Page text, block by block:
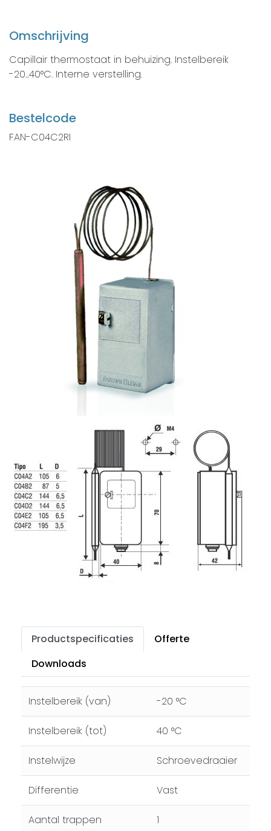
Omschrijving
Capillair thermostaat in behuizing. Instelbereik
-20...40°C. Interne verstelling.
Bestelcode
FAN-C04C2RI
Productspecificaties
Offerte
Downloads
Instelbereik (van) -20 °C
Instelbereik (tot) 40 °C
Instelwijze Schroevedraaier
Differentie Vast
Aantal trappen 1